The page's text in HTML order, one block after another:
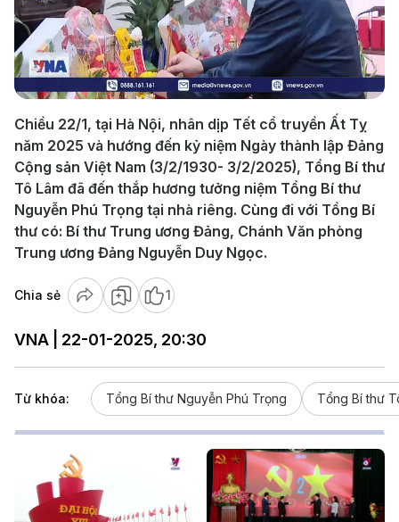
Play
Video
Chiều 22/1, tại Hà Nội, nhân dịp Tết cổ truyền Ất Tỵ
năm 2025 và hướng đến kỷ niệm Ngày thành lập Đảng
Cộng sản Việt Nam (3/2/1930- 3/2/2025), Tổng Bí thư
Tô Lâm đã đến thắp hương tưởng niệm Tổng Bí thư
Nguyễn Phú Trọng tại nhà riêng. Cùng đi với Tổng Bí
thư có: Bí thư Trung ương Đảng, Chánh Văn phòng
Trung ương Đảng Nguyễn Duy Ngọc.
Chia sẻ 1
VNA | 22-01-2025, 20:30
Từ khóa: Tổng Bí thư Nguyễn Phú Trọng Tổng Bí thư